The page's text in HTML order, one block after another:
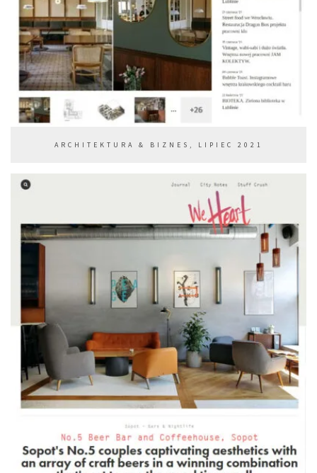
ARCHITEKTURA & BIZNES, LIPIEC 2021